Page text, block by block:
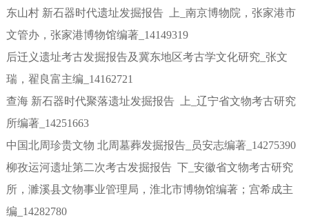
东山村 新石器时代遗址发掘报告 上_南京博物院，张家港市
文管办，张家港博物馆编著_14149319
后迁义遗址考古发掘报告及冀东地区考古学文化研究_张文
瑞，翟良富主编_14162721
查海 新石器时代聚落遗址发掘报告 上_辽宁省文物考古研究
所编著_14251663
中国北周珍贵文物 北周墓葬发掘报告_员安志编著_14275390
柳孜运河遗址第二次考古发掘报告 下_安徽省文物考古研究
所，濉溪县文物事业管理局，淮北市博物馆编著；宫希成主
编_14282780